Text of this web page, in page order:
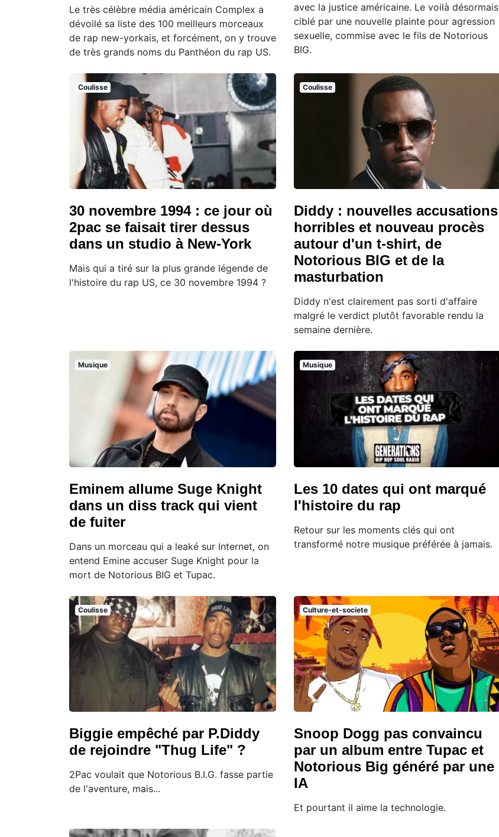
Le très célèbre média américain Complex a
dévoilé sa liste des 100 meilleurs morceaux
de rap new-yorkais, et forcément, on y trouve
de très grands noms du Panthéon du rap US.
avec la justice américaine. Le voilà désormais
ciblé par une nouvelle plainte pour agression
sexuelle, commise avec le fils de Notorious
BIG.
Coulisse
30 novembre 1994 : ce jour où
2pac se faisait tirer dessus
dans un studio à New-York
Mais qui a tiré sur la plus grande légende de
l'histoire du rap US, ce 30 novembre 1994 ?
Coulisse
Diddy : nouvelles accusations
horribles et nouveau procès
autour d'un t-shirt, de
Notorious BIG et de la
masturbation
Diddy n'est clairement pas sorti d'affaire
malgré le verdict plutôt favorable rendu la
semaine dernière.
Musique
Eminem allume Suge Knight
dans un diss track qui vient
de fuiter
Dans un morceau qui a leaké sur Internet, on
entend Emine accuser Suge Knight pour la
mort de Notorious BIG et Tupac.
Musique
Les 10 dates qui ont marqué
l'histoire du rap
Retour sur les moments clés qui ont
transformé notre musique préférée à jamais.
Coulisse
Biggie empêché par P.Diddy
de rejoindre "Thug Life" ?
2Pac voulait que Notorious B.I.G. fasse partie
de l'aventure, mais...
Culture-et-societe
Snoop Dogg pas convaincu
par un album entre Tupac et
Notorious Big généré par une
IA
Et pourtant il aime la technologie.